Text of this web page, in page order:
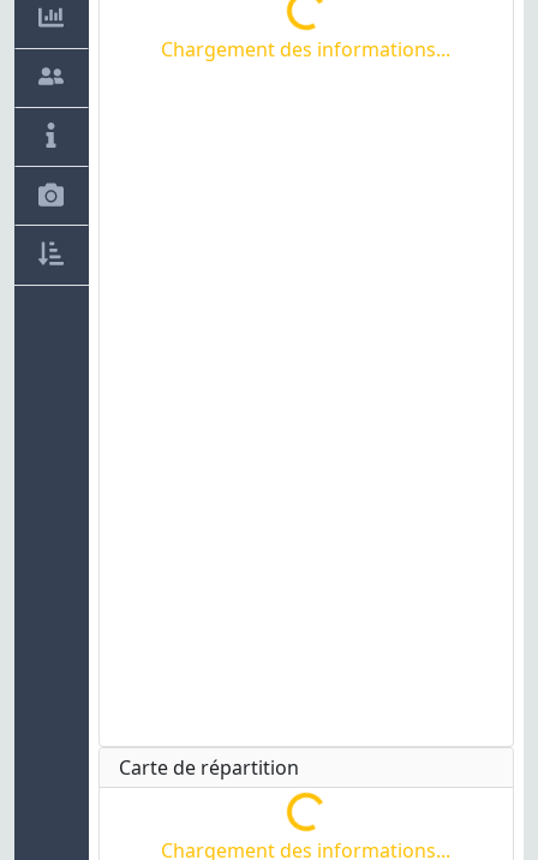
Chargement des informations...
Chargement des informations...
Carte de répartition
Chargement des informations...